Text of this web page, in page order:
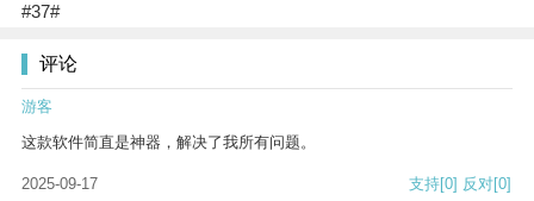
#37#
评论
游客
这款软件简直是神器，解决了我所有问题。
2025-09-17 支持[0] 反对[0]